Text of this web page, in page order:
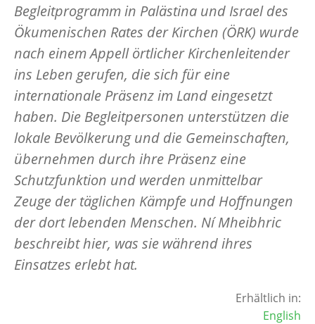
Begleitprogramm in Palästina und Israel des
Ökumenischen Rates der Kirchen (ÖRK) wurde
nach einem Appell örtlicher Kirchenleitender
ins Leben gerufen, die sich für eine
internationale Präsenz im Land eingesetzt
haben. Die Begleitpersonen unterstützen die
lokale Bevölkerung und die Gemeinschaften,
übernehmen durch ihre Präsenz eine
Schutzfunktion und werden unmittelbar
Zeuge der täglichen Kämpfe und Hoffnungen
der dort lebenden Menschen. Ní Mheibhric
beschreibt hier, was sie während ihres
Einsatzes erlebt hat.
Erhältlich in:
English